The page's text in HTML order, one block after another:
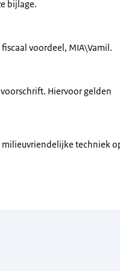
bijlage.
voordeel, MIA\Vamil.
Hiervoor gelden
milieuvriendelijke techniek